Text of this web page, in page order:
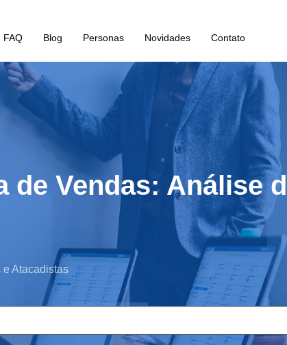
FAQ Blog Personas Novidades Contato
de Vendas: Análise
e Atacadistas